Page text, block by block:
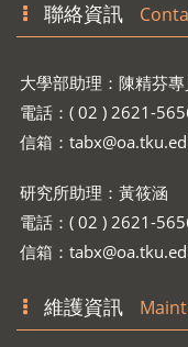
聯絡資訊
大學部助理：陳精芬專
電話：( 02 ) 2621-
信箱：
研究所助理：黃筱涵
電話：( 02 ) 2621-
信箱：
維護資訊